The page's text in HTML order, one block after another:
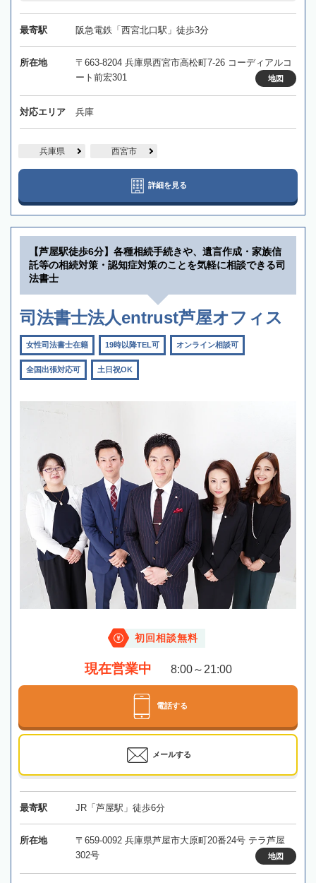
最寄駅 阪急電鉄「西宮北口駅」徒歩3分
所在地
〒663-8204 兵庫県西宮市高松町7-26 コーディアルコ
ート前宏301
地図
対応エリア 兵庫
兵庫県 西宮市
詳細を見る
【芦屋駅徒歩6分】各種相続手続きや、遺言作成・家族信
託等の相続対策・認知症対策のことを気軽に相談できる司
法書士
司法書士法人entrust芦屋オフィス
女性司法書士在籍 19時以降TEL可 オンライン相談可
全国出張対応可 土日祝OK
初回相談無料
現在営業中 8:00～21:00
電話する
メールする
最寄駅 JR「芦屋駅」徒歩6分
所在地
〒659-0092 兵庫県芦屋市大原町20番24号 テラ芦屋
302号
地図